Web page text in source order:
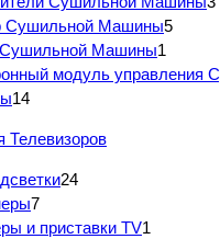
Сушильной Машины5
Машины1
модуль управления
14
Телевизоров
24
7
и приставки TV1